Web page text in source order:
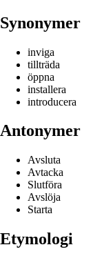
Synonymer
inviga
tillträda
öppna
installera
introducera
Antonymer
Avsluta
Avtacka
Slutföra
Avslöja
Starta
Etymologi